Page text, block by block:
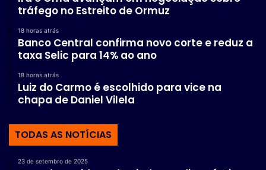
tráfego no Estreito de Ormuz
18 horas atrás
Banco Central confirma novo corte e reduz a
taxa Selic para 14% ao ano
18 horas atrás
Luiz do Carmo é escolhido para vice na
chapa de Daniel Vilela
TODAS AS NOTÍCIAS
23 de setembro de 2025